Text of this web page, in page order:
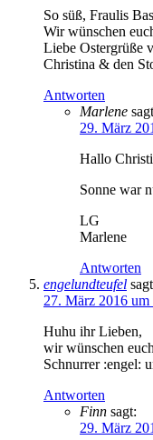
So süß, Fraulis
Wir wünschen
Liebe Ostergrüße
Christina & den
Antworten
Marlene
29. März
Hallo
Sonne war
LG
Marlene
Antworten
engelundteufel
27. März 2016
Huhu ihr Lieben,
wir wünschen
Schnurrer :engel:
Antworten
Finn sagt:
29. März